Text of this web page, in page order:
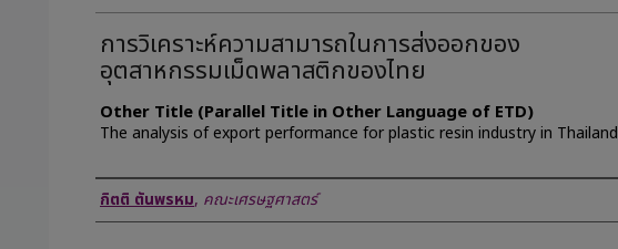
การวิเคราะห์ความสามารถในการส่งออกของ
อุตสาหกรรมเม็ดพลาสติกของไทย
Other Title (Parallel Title in Other Language of ETD)
The analysis of export performance for plastic resin industry in Thailand
Author
กิตติ ตันพรหม, คณะเศรษฐศาสตร์